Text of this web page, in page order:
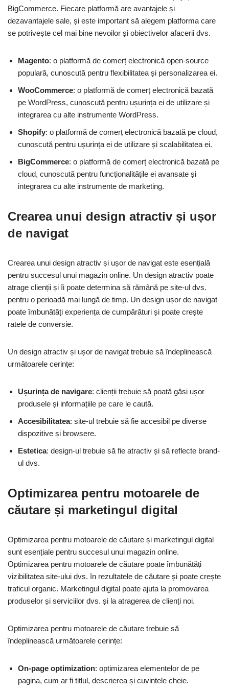
BigCommerce. Fiecare platformă are avantajele și
dezavantajele sale, și este important să alegem platforma care
se potrivește cel mai bine nevoilor și obiectivelor afacerii dvs.
Magento: o platformă de comerț electronică open-source
populară, cunoscută pentru flexibilitatea și personalizarea ei.
WooCommerce: o platformă de comerț electronică bazată
pe WordPress, cunoscută pentru ușurința ei de utilizare și
integrarea cu alte instrumente WordPress.
Shopify: o platformă de comerț electronică bazată pe cloud,
cunoscută pentru ușurința ei de utilizare și scalabilitatea ei.
BigCommerce: o platformă de comerț electronică bazată pe
cloud, cunoscută pentru funcționalitățile ei avansate și
integrarea cu alte instrumente de marketing.
Crearea unui design atractiv și ușor
de navigat
Crearea unui design atractiv și ușor de navigat este esențială
pentru succesul unui magazin online. Un design atractiv poate
atrage clienții și îi poate determina să rămână pe site-ul dvs.
pentru o perioadă mai lungă de timp. Un design ușor de navigat
poate îmbunătăți experiența de cumpărături și poate crește
ratele de conversie.
Un design atractiv și ușor de navigat trebuie să îndeplinească
următoarele cerințe:
Ușurința de navigare: clienții trebuie să poată găsi ușor
produsele și informațiile pe care le caută.
Accesibilitatea: site-ul trebuie să fie accesibil pe diverse
dispozitive și browsere.
Estetica: design-ul trebuie să fie atractiv și să reflecte brand-
ul dvs.
Optimizarea pentru motoarele de
căutare și marketingul digital
Optimizarea pentru motoarele de căutare și marketingul digital
sunt esențiale pentru succesul unui magazin online.
Optimizarea pentru motoarele de căutare poate îmbunătăți
vizibilitatea site-ului dvs. în rezultatele de căutare și poate crește
traficul organic. Marketingul digital poate ajuta la promovarea
produselor și serviciilor dvs. și la atragerea de clienți noi.
Optimizarea pentru motoarele de căutare trebuie să
îndeplinească următoarele cerințe:
On-page optimization: optimizarea elementelor de pe
pagina, cum ar fi titlul, descrierea și cuvintele cheie.